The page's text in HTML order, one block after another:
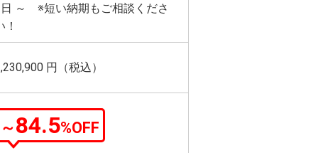
～ ※短い納期もご相談くださ
！
円（税込）
～84.5%OFF